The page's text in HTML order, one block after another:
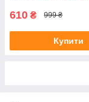
610 ₴ 999 ₴
Купити